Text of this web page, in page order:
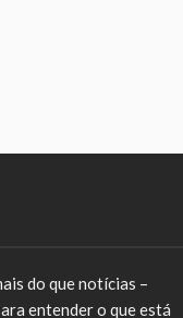
do que notícias –
entender o que está